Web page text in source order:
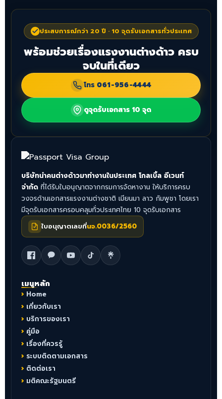
ประสบการณ์กว่า 20 ปี · 10 จุดรับเอกสารทั่วประเทศ
พร้อมช่วยเรื่องแรงงานต่างด้าว ครบ
จบในที่เดียว
โทร 061-956-4444
ดูจุดรับเอกสาร 10 จุด
บริษัทนำคนต่างด้าวมาทำงานในประเทศ โกลเบิ้ล อีเวนท์
จำกัด ที่ได้รับใบอนุญาตจากกรมการจัดหางาน ให้บริการครบ
วงจรด้านเอกสารแรงงานต่างชาติ เมียนมา ลาว กัมพูชา โดยเรา
มีจุดรับเอกสารครอบคลุมทั่วประเทศไทย 10 จุดรับเอกสาร
ใบอนุญาตเลขที่นจ.0036/2560
เมนูหลัก
Home
เกี่ยวกับเรา
บริการของเรา
คู่มือ
เรื่องที่ควรรู้
ระบบติดตามเอกสาร
ติดต่อเรา
มติคณะรัฐมนตรี